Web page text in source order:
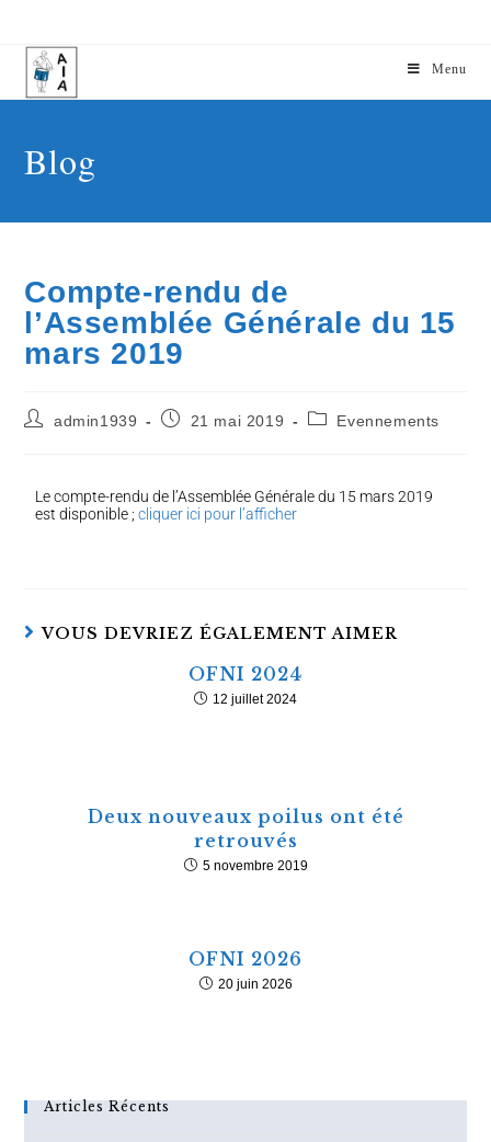
Menu
Blog
Compte-rendu de
l’Assemblée Générale du 15
mars 2019
admin1939 21 mai 2019 Evennements
Le compte-rendu de l’Assemblée Générale du 15 mars 2019
est disponible ;cliquer ici pour l’afficher
VOUS DEVRIEZ ÉGALEMENT AIMER
OFNI 2024
12 juillet 2024
Deux nouveaux poilus ont été
retrouvés
5 novembre 2019
OFNI 2026
20 juin 2026
Articles Récents